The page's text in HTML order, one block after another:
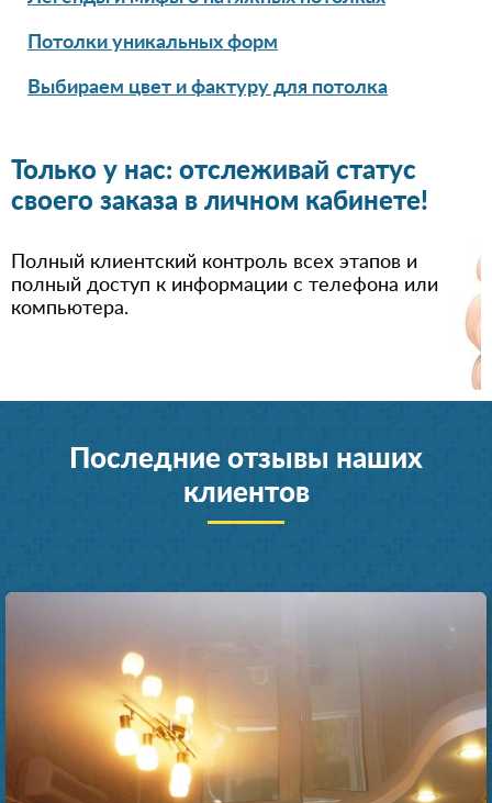
Потолки уникальных форм
Выбираем цвет и фактуру для потолка
Только у нас: отслеживай статус
своего заказа в личном кабинете!
Полный клиентский контроль всех этапов и
полный доступ к информации с телефона или
компьютера.
Последние отзывы наших
клиентов